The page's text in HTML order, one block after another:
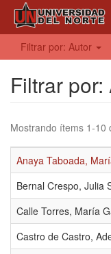
Filtrar por: Autor
Filtrar por:
Mostrando ítems 1-10
Anaya Taboada,
Bernal Crespo, Julia
Calle Torres, María
Castro de Castro,